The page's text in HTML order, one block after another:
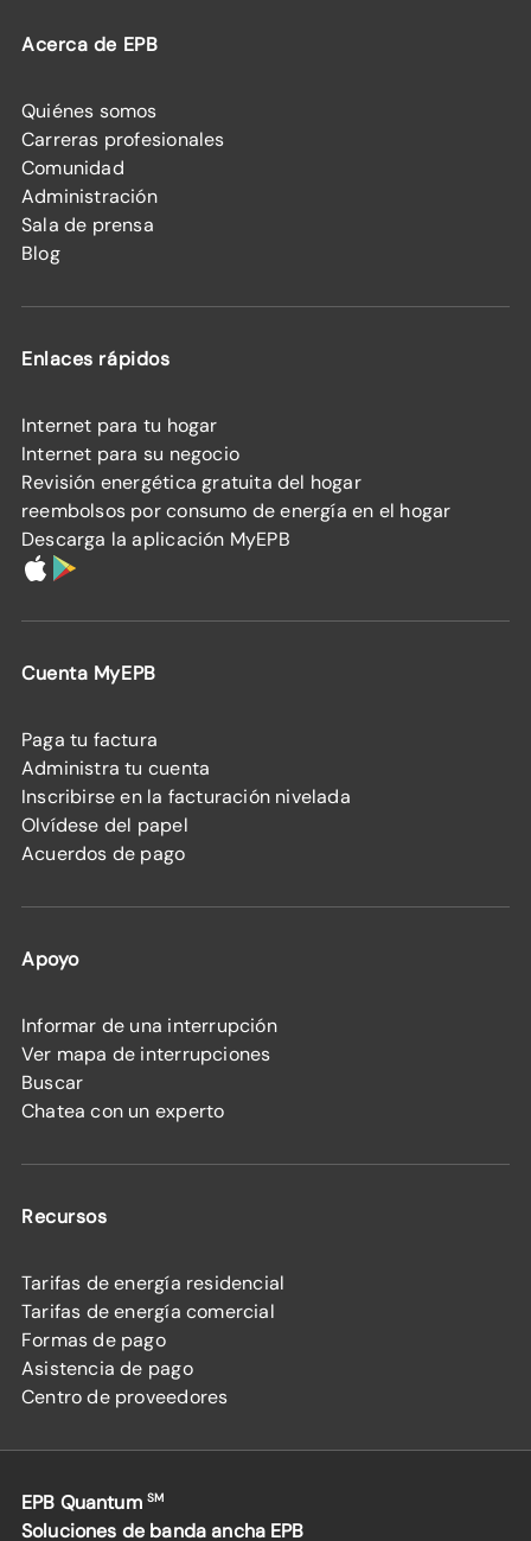
Acerca de EPB
Quiénes somos
Carreras profesionales
Comunidad
Administración
Sala de prensa
Blog
Enlaces rápidos
Internet para tu hogar
Internet para su negocio
Revisión energética gratuita del hogar
reembolsos por consumo de energía en el hogar
Descarga la aplicación MyEPB
Cuenta MyEPB
Paga tu factura
Administra tu cuenta
Inscribirse en la facturación nivelada
Olvídese del papel
Acuerdos de pago
Apoyo
Informar de una interrupción
Ver mapa de interrupciones
Buscar
Chatea con un experto
Recursos
Tarifas de energía residencial
Tarifas de energía comercial
Formas de pago
Asistencia de pago
Centro de proveedores
EPB Quantum SM
Soluciones de banda ancha EPB